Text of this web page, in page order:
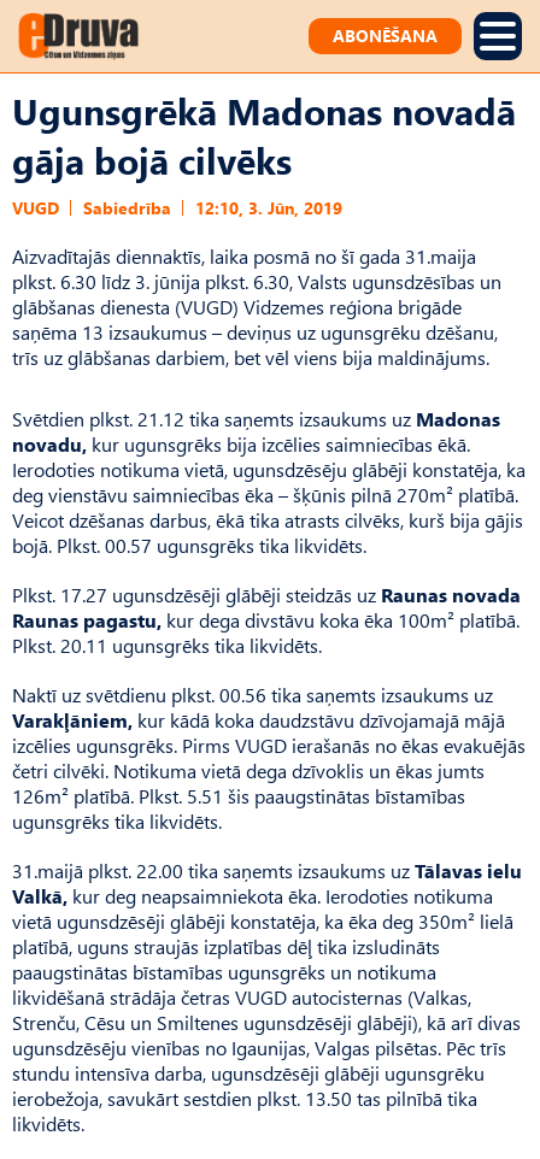
ABONĒŠANA
Ugunsgrēkā Madonas novadā
gāja bojā cilvēks
VUGD Sabiedrība 12:10, 3. Jūn, 2019
Aizvadītajās diennaktīs, laika posmā no šī gada 31.maija
plkst. 6.30 līdz 3. jūnija plkst. 6.30, Valsts ugunsdzēsības un
glābšanas dienesta (VUGD) Vidzemes reģiona brigāde
saņēma 13 izsaukumus – deviņus uz ugunsgrēku dzēšanu,
trīs uz glābšanas darbiem, bet vēl viens bija maldinājums.
Svētdien plkst. 21.12 tika saņemts izsaukums uz Madonas
novadu, kur ugunsgrēks bija izcēlies saimniecības ēkā.
Ierodoties notikuma vietā, ugunsdzēsēju glābēji konstatēja, ka
deg vienstāvu saimniecības ēka – šķūnis pilnā 270m² platībā.
Veicot dzēšanas darbus, ēkā tika atrasts cilvēks, kurš bija gājis
bojā. Plkst. 00.57 ugunsgrēks tika likvidēts.
Plkst. 17.27 ugunsdzēsēji glābēji steidzās uz Raunas novada
Raunas pagastu, kur dega divstāvu koka ēka 100m² platībā.
Plkst. 20.11 ugunsgrēks tika likvidēts.
Naktī uz svētdienu plkst. 00.56 tika saņemts izsaukums uz
Varakļāniem, kur kādā koka daudzstāvu dzīvojamajā mājā
izcēlies ugunsgrēks. Pirms VUGD ierašanās no ēkas evakuējās
četri cilvēki. Notikuma vietā dega dzīvoklis un ēkas jumts
126m² platībā. Plkst. 5.51 šis paaugstinātas bīstamības
ugunsgrēks tika likvidēts.
31.maijā plkst. 22.00 tika saņemts izsaukums uzTālavas ielu
Valkā, kur deg neapsaimniekota ēka. Ierodoties notikuma
vietā ugunsdzēsēji glābēji konstatēja, ka ēka deg 350m² lielā
platībā, uguns straujās izplatības dēļ tika izsludināts
paaugstinātas bīstamības ugunsgrēks un notikuma
likvidēšanā strādāja četras VUGD autocisternas (Valkas,
Strenču, Cēsu un Smiltenes ugunsdzēsēji glābēji), kā arī divas
ugunsdzēsēju vienības no Igaunijas, Valgas pilsētas. Pēc trīs
stundu intensīva darba, ugunsdzēsēji glābēji ugunsgrēku
ierobežoja, savukārt sestdien plkst. 13.50 tas pilnībā tika
likvidēts.